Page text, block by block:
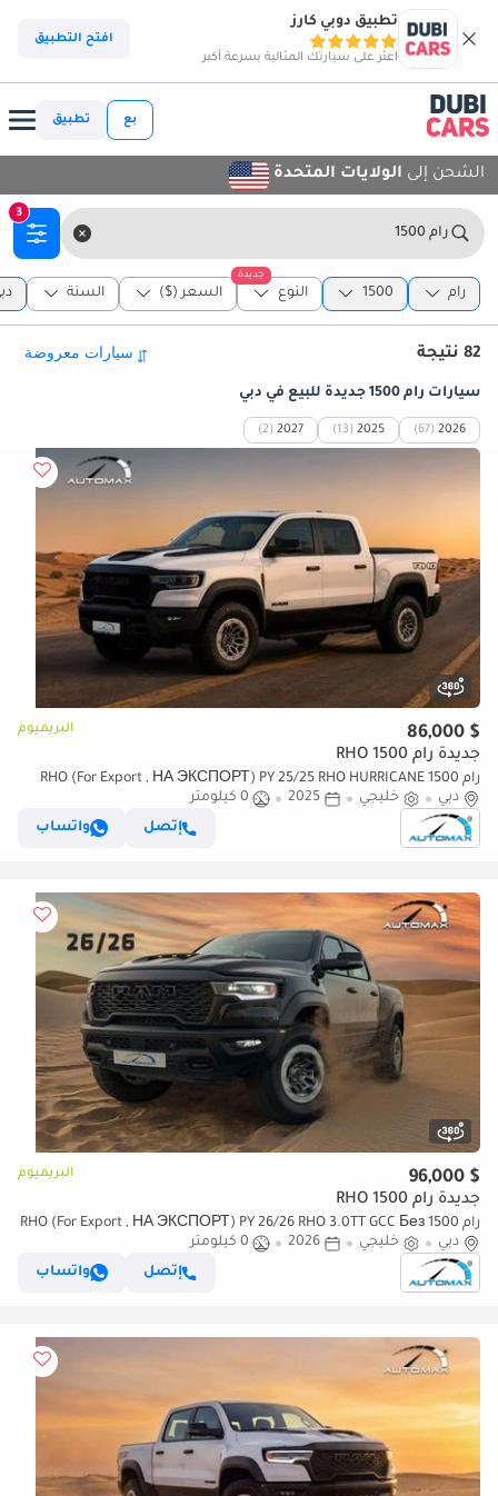
تطبيق دوبي كارز
اعثر على سيارتك المثالية بسرعة أكبر
افتح التطبيق
بع تطبيق
الشحن إلى الولايات المتحدة
رام 1500
3
رام 1500
جديدة
النوع السعر ($) السنة
82 نتيجة
سيارات رام 1500 جديدة للبيع في دبي
2026
(67)
2025
(13)
2027
(2)
$ 86,000 البريميوم
جديدة رام 1500 RHO
رام 1500 RHO (For Export , НА ЭКСПОРТ) PY 25/25 RHO HURRICANE
H.O 3.0TT GCC Без пробега
دبي خليجي 2025
0 كيلومتر
إتصل
واتساب
$ 96,000 البريميوم
جديدة رام 1500 RHO
رام 1500 RHO (For Export , НА ЭКСПОРТ) PY 26/26 RHO 3.0TT GCC Без
пробега
دبي خليجي 2026
0 كيلومتر
إتصل
واتساب